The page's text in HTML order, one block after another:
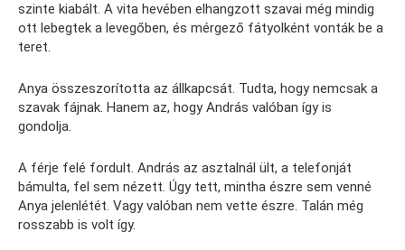
szinte kiabált. A vita hevében elhangzott szavai még mindig
ott lebegtek a levegőben, és mérgező fátyolként vonták be a
teret.
Anya összeszorította az állkapcsát. Tudta, hogy nemcsak a
szavak fájnak. Hanem az, hogy András valóban így is
gondolja.
A férje felé fordult. András az asztalnál ült, a telefonját
bámulta, fel sem nézett. Úgy tett, mintha észre sem venné
Anya jelenlétét. Vagy valóban nem vette észre. Talán még
rosszabb is volt így.